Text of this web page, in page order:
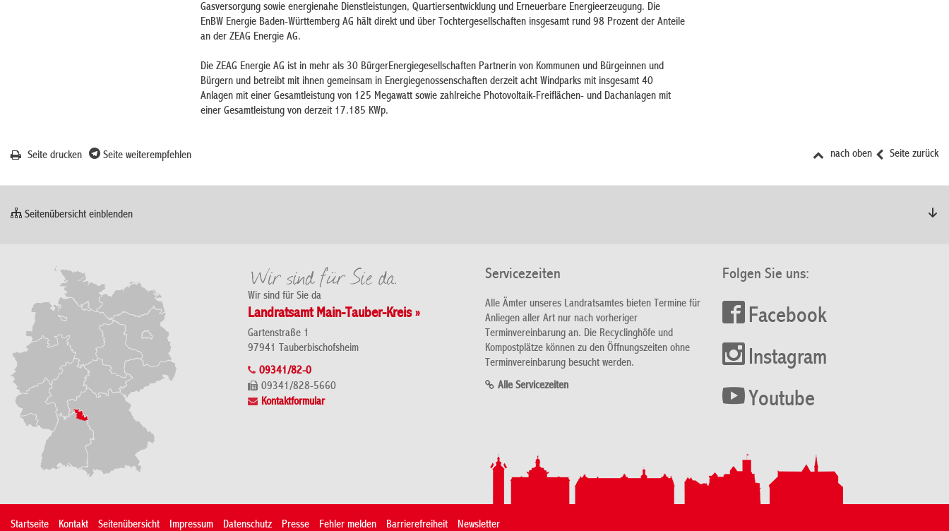
Gasversorgung sowie energienahe Dienstleistungen, Quartiersentwicklung und Erneuerbare Energieerzeugung. Die
EnBW Energie Baden-Württemberg AG hält direkt und über Tochtergesellschaften insgesamt rund 98 Prozent der Anteile
an der ZEAG Energie AG.
Die ZEAG Energie AG ist in mehr als 30 BürgerEnergiegesellschaften Partnerin von Kommunen und Bürgeinnen und
Bürgern und betreibt mit ihnen gemeinsam in Energiegenossenschaften derzeit acht Windparks mit insgesamt 40
Anlagen mit einer Gesamtleistung von 125 Megawatt sowie zahlreiche Photovoltaik-Freiflächen- und Dachanlagen mit
einer Gesamtleistung von derzeit 17.185 KWp.
Seite zurück
nach oben
Seite drucken Seite weiterempfehlen
Seitenübersicht einblenden
Wir sind für Sie da
Landratsamt Main-Tauber-Kreis »
Gartenstraße 1
97941 Tauberbischofsheim
09341/82-0
09341/828-5660
Kontaktformular
Servicezeiten
Alle Ämter unseres Landratsamtes bieten Termine für
Anliegen aller Art nur nach vorheriger
Terminvereinbarung an. Die Recyclinghöfe und
Kompostplätze können zu den Öffnungszeiten ohne
Terminvereinbarung besucht werden.
Alle Servicezeiten
Folgen Sie uns:
Facebook
Instagram
Youtube
Startseite Kontakt Seitenübersicht Impressum Datenschutz Presse Fehler melden Barrierefreiheit Newsletter